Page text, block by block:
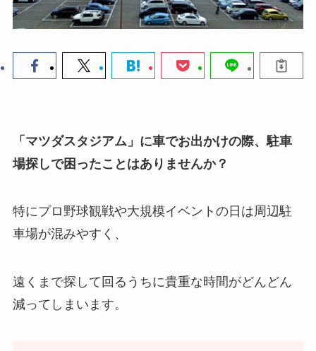
「マツダスタジアム」に車でお出かけの際、駐車
場探しで困ったことはありませんか？
特にプロ野球観戦や大規模イベントの日は周辺駐
車場が混みやすく、
遠くまで探して回るうちに貴重な時間がどんどん
減ってしまいます。